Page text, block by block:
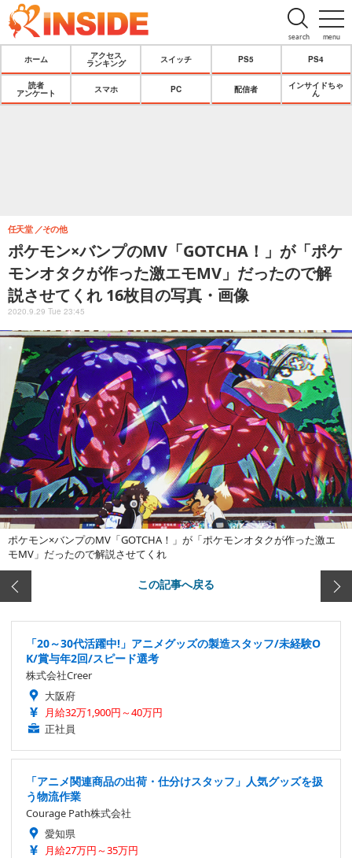
menu
search
ホーム
アクセス
ランキング
スイッチ PS5 PS4
読者
アンケート
スマホ PC 配信者
インサイドちゃ
ん
ポケモン×バンプのMV「GOTCHA！」が「ポケ
モンオタクが作った激エモMV」だったので解
説させてくれ 16枚目の写真・画像
任天堂 その他
2020.9.29 Tue 23:45
ポケモン×バンプのMV「GOTCHA！」が「ポケモンオタクが作った激エ
モMV」だったので解説させてくれ
この記事へ戻る
「20～30代活躍中!」アニメグッズの製造スタッフ/未経験O
K/賞与年2回/スピード選考
株式会社Creer
大阪府
月給32万1,900円～40万円
正社員
「アニメ関連商品の出荷・仕分けスタッフ」人気グッズを扱
う物流作業
Courage Path株式会社
愛知県
月給27万円～35万円